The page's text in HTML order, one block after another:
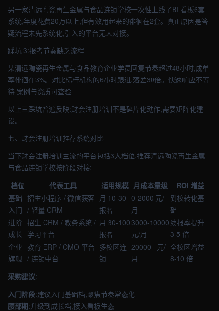
另一家清远陶瓷再生金属与食品连锁学校一次性上线了BI 看板6套
系统,年度花费20万以上,但有效用起来的徘徊在2套。真正原因是答
疑流程未先系统化,引入的平台无人对接。
踩坑 3:报考节奏缺乏流程
某清远陶瓷再生金属与食品教育企业学员回复节奏超过48小时,成单
率徘徊在3%。对比标杆机构的6小时跟进,落差30倍。快速响应不等
待 案例与资质可查验
以上三踩坑普遍反映:财会注册培训不是碎片化动作,需要矩阵化建
设。
七、财会注册培训推荐系统对比
当下财会注册培训主流的平台包括3大档位,推荐清远陶瓷再生金属
与食品连锁学校按阶段对接:
档位
代表工具 适用规模 月成本量级
ROI 增益
基础
入门
招生小程序 / 微信获客
/ 轻量 CRM
月 10-30
报名
0-2000 元/
月
到校转化基
础
进阶
成长
招生 CRM / 教务系统 /
学习平台
月 30-100
报名
3000-10000
元/月
续报率提升
3-5 倍
企业
旗舰
教育 ERP / OMO 平台
/ 连锁中台
多校区连
锁
20000+ 元/
月
全校区增益
8-10 倍
采购建议:
入门阶段:建议入门基础档,聚焦节奏常态化
腰部期:升级到成长档,接入看板生态